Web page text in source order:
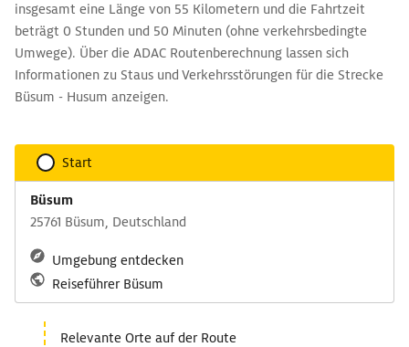
insgesamt eine Länge von 55 Kilometern und die Fahrtzeit
beträgt 0 Stunden und 50 Minuten (ohne verkehrsbedingte
Umwege). Über die ADAC Routenberechnung lassen sich
Informationen zu Staus und Verkehrsstörungen für die Strecke
Büsum - Husum anzeigen.
Start
Büsum
25761 Büsum, Deutschland
Umgebung entdecken
Reiseführer Büsum
Relevante Orte auf der Route